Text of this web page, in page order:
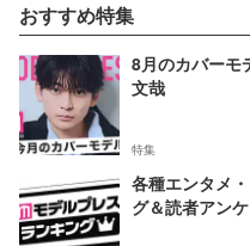
おすすめ特集
8月のカバーモ
文哉
特集
各種エンタメ
グ＆読者アン